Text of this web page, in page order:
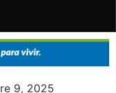
9, 2025